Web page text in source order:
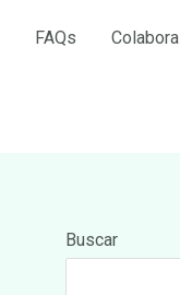
FAQs Colabora
Buscar